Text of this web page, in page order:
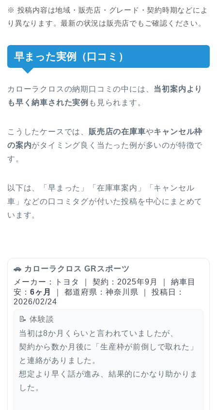
※ 投稿内容は地域・販売店・グレード・契約時期などによ
り異なります。最新の状況は販売店でもご確認ください。
早まった実例（口コミ）
カローラクロスの納期口コミの中には、 当初案内より
も早く納車された実例 も見られます。
こうしたケースでは、 販売店の在庫車やキャンセル枠
の案内がタイミング良く当たった例が多いのが特徴で
す。
以下は、「早まった」「在庫車案内」「キャンセル
車」などの口コミタグが付いた投稿を中心にまとめて
います。
🚗 カローラクロス GRスポーツ
メーカー：トヨタ ｜ 契約：2025年9月 ｜ 納車目
安： 6ヶ月
｜ 都道府県：神奈川県 ｜ 投稿日：
2026/02/24
📝 体験談
当初は8か月くらいと言われていましたが、
契約から数か月後に「生産枠が前倒しで取れた」
と連絡がありました。
想定より早く話が進み、結果的にかなり助かりま
した。